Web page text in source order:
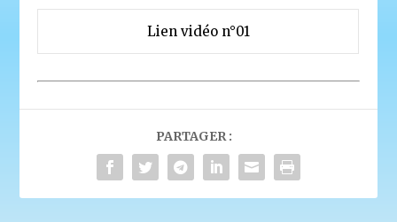
Lien vidéo n°01
PARTAGER :